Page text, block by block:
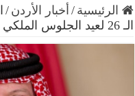
السعايدة: إغلاق 12 محطة محروقات منذ بداية العام وضبط حالات خلط بنزين
الرئيسية / أخبار الأردن /
الـ 26 لعيد الجلوس الملكي